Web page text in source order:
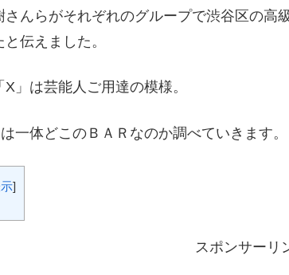
さんらがそれぞれのグループで渋谷区の高
と伝えました。
X」は芸能人ご用達の模様。
一体どこのＢＡＲなのか調べていきます。
]
スポンサーリ